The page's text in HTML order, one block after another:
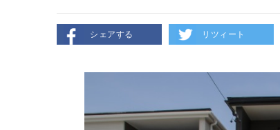
シェアする リツィート